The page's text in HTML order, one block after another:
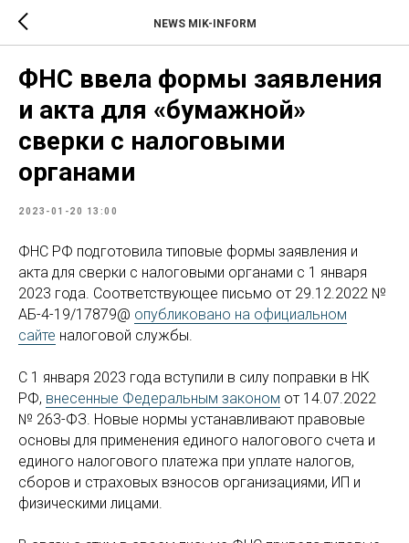
NEWS MIK-INFORM
ФНС ввела формы заявления
и акта для «бумажной»
сверки с налоговыми
органами
2023-01-20 13:00
ФНС РФ подготовила типовые формы заявления и
акта для сверки с налоговыми органами с 1 января
2023 года. Соответствующее письмо от 29.12.2022 №
АБ-4-19/17879@ опубликовано на официальном
сайте налоговой службы.
С 1 января 2023 года вступили в силу поправки в НК
РФ, внесенные Федеральным законом от 14.07.2022
№ 263-ФЗ. Новые нормы устанавливают правовые
основы для применения единого налогового счета и
единого налогового платежа при уплате налогов,
сборов и страховых взносов организациями, ИП и
физическими лицами.